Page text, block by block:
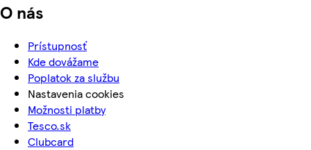
O nás
Prístupnosť
Kde dovážame
Poplatok za službu
Nastavenia cookies
Možnosti platby
Tesco.sk
Clubcard